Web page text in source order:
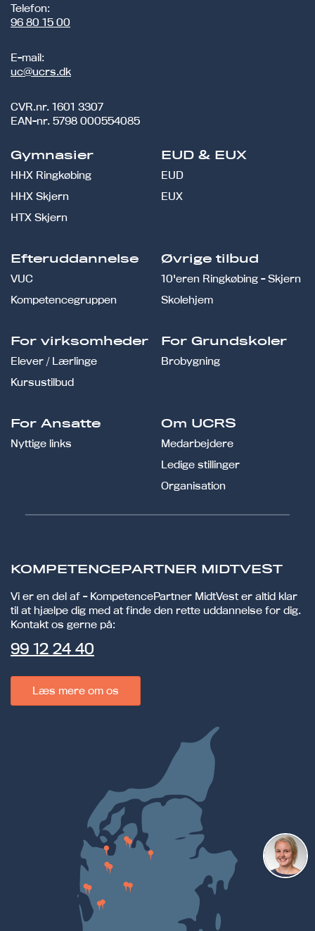
Telefon:
96 80 15 00
E-mail:
uc@ucrs.dk
CVR.nr. 1601 3307
EAN-nr. 5798 000554085
Gymnasier
HHX Ringkøbing
HHX Skjern
HTX Skjern
EUD & EUX
EUD
EUX
Efteruddannelse
VUC
Kompetencegruppen
Øvrige tilbud
10'eren Ringkøbing - Skjern
Skolehjem
For virksomheder
Elever / Lærlinge
Kursustilbud
For Grundskoler
Brobygning
For Ansatte
Nyttige links
Om UCRS
Medarbejdere
Ledige stillinger
Organisation
KOMPETENCEPARTNER MIDTVEST
Vi er en del af - KompetencePartner MidtVest er altid klar
til at hjælpe dig med at finde den rette uddannelse for dig.
Kontakt os gerne på:
99 12 24 40
Læs mere om os